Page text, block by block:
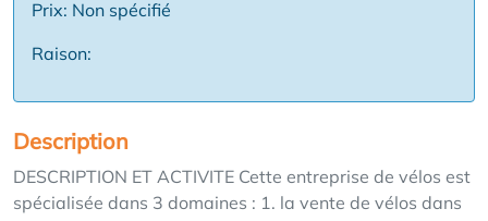
Prix: Non spécifié
Raison:
Description
DESCRIPTION ET ACTIVITE Cette entreprise de vélos est
spécialisée dans 3 domaines : 1. la vente de vélos dans